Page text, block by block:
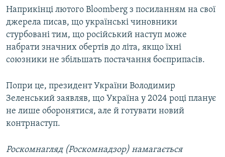
Наприкінці лютого Bloomberg з посиланням на свої
джерела писав, що українські чиновники
стурбовані тим, що російський наступ може
набрати значних обертів до літа, якщо їхні
союзники не збільшать постачання боєприпасів.
Попри це, президент України Володимир
Зеленський заявляв, що Україна у 2024 році планує
не лише оборонятися, але й готувати новий
контрнаступ.
Роскомнагляд (Роскомнадзор) намагається